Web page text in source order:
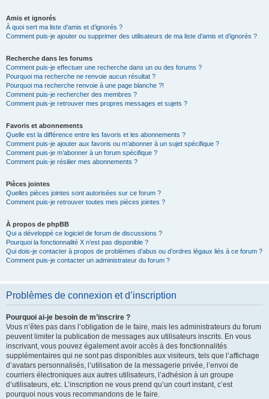
Amis et ignorés
À quoi sert ma liste d’amis et d’ignorés ?
Comment puis-je ajouter ou supprimer des utilisateurs de ma liste d’amis et d’ignorés ?
Recherche dans les forums
Comment puis-je effectuer une recherche dans un ou des forums ?
Pourquoi ma recherche ne renvoie aucun résultat ?
Pourquoi ma recherche renvoie à une page blanche ?!
Comment puis-je rechercher des membres ?
Comment puis-je retrouver mes propres messages et sujets ?
Favoris et abonnements
Quelle est la différence entre les favoris et les abonnements ?
Comment puis-je ajouter aux favoris ou m’abonner à un sujet spécifique ?
Comment puis-je m’abonner à un forum spécifique ?
Comment puis-je résilier mes abonnements ?
Pièces jointes
Quelles pièces jointes sont autorisées sur ce forum ?
Comment puis-je retrouver toutes mes pièces jointes ?
À propos de phpBB
Qui a développé ce logiciel de forum de discussions ?
Pourquoi la fonctionnalité X n’est pas disponible ?
Qui dois-je contacter à propos de problèmes d’abus ou d’ordres légaux liés à ce forum ?
Comment puis-je contacter un administrateur du forum ?
Problèmes de connexion et d’inscription
Pourquoi ai-je besoin de m’inscrire ?
Vous n’êtes pas dans l’obligation de le faire, mais les administrateurs du forum
peuvent limiter la publication de messages aux utilisateurs inscrits. En vous
inscrivant, vous pouvez également avoir accès à des fonctionnalités
supplémentaires qui ne sont pas disponibles aux visiteurs, tels que l’affichage
d’avatars personnalisés, l’utilisation de la messagerie privée, l’envoi de
courriers électroniques aux autres utilisateurs, l’adhésion à un groupe
d’utilisateurs, etc. L’inscription ne vous prend qu’un court instant, c’est
pourquoi nous vous recommandons de le faire.